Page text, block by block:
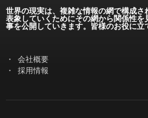
世界の現実は、複雑な情報の網で構成
表象していくためにその網から関係性
事を公開していきます。皆様のお役に立
会社概要
採用情報